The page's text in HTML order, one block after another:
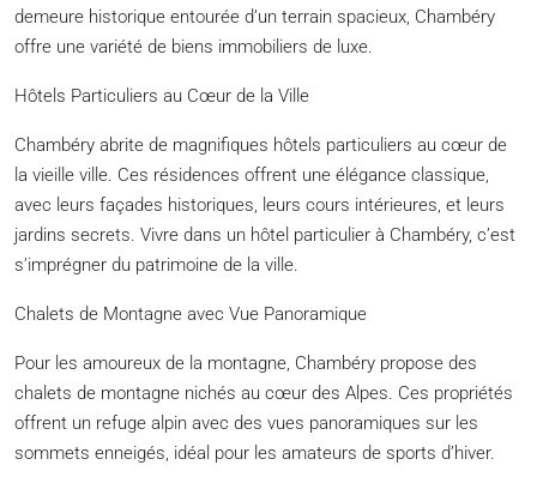
demeure historique entourée d’un terrain spacieux, Chambéry
offre une variété de biens immobiliers de luxe.
Hôtels Particuliers au Cœur de la Ville
Chambéry abrite de magnifiques hôtels particuliers au cœur de
la vieille ville. Ces résidences offrent une élégance classique,
avec leurs façades historiques, leurs cours intérieures, et leurs
jardins secrets. Vivre dans un hôtel particulier à Chambéry, c’est
s’imprégner du patrimoine de la ville.
Chalets de Montagne avec Vue Panoramique
Pour les amoureux de la montagne, Chambéry propose des
chalets de montagne nichés au cœur des Alpes. Ces propriétés
offrent un refuge alpin avec des vues panoramiques sur les
sommets enneigés, idéal pour les amateurs de sports d’hiver.